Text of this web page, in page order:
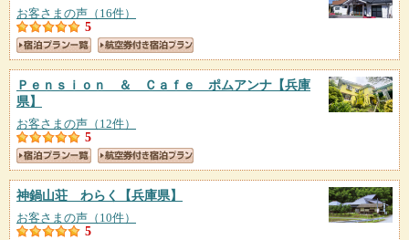
お客さまの声（16件）
5
Ｐｅｎｓｉｏｎ ＆ Ｃａｆｅ ポムアンナ 【兵庫
県】
お客さまの声（12件）
5
神鍋山荘 わらく 【兵庫県】
お客さまの声（10件）
5